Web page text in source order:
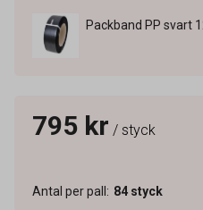
795 kr / styck
Antal per pall : 84 styck